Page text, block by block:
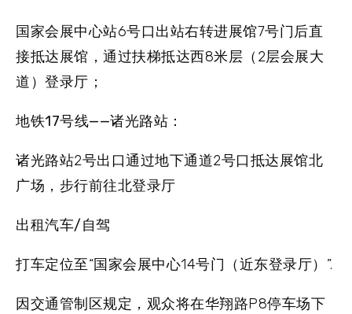
国家会展中心站6号口出站右转进展馆7号门后直
接抵达展馆，通过扶梯抵达西8米层（2层会展大
道）登录厅；
地铁17号线——诸光路站 ：
诸光路站2号出口通过地下通道2号口抵达展馆北
广场，步行前往北登录厅
出租汽车/自驾
打车定位至“国家会展中心14号门（近东登录厅）”.
因交通管制区规定，观众将在华翔路P8停车场下